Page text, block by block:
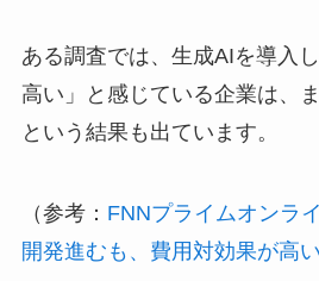
ある調査では、生成AIを導入
高い」と感じている企業は、
という結果も出ています。
（参考： FNNプライムオンラ
開発進むも、費用対効果が高